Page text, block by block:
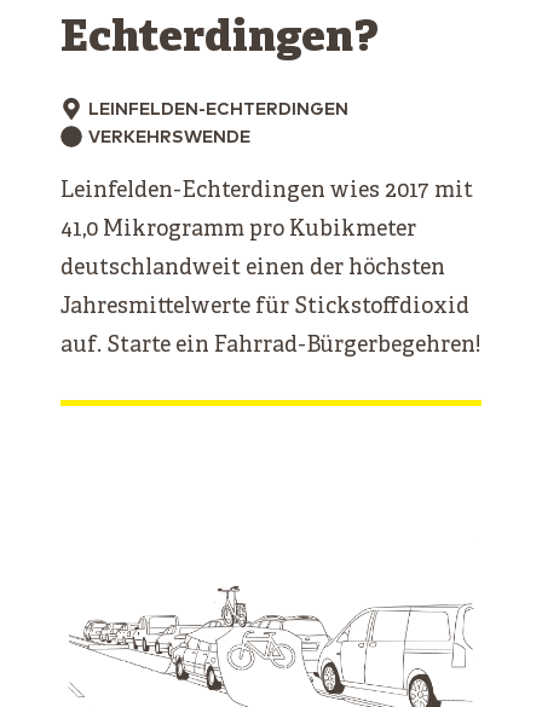
Echterdingen?
LEINFELDEN-ECHTERDINGEN
VERKEHRSWENDE
Leinfelden-Echterdingen wies 2017 mit
41,0 Mikrogramm pro Kubikmeter
deutschlandweit einen der höchsten
Jahresmittelwerte für Stickstoffdioxid
auf. Starte ein Fahrrad-Bürgerbegehren!